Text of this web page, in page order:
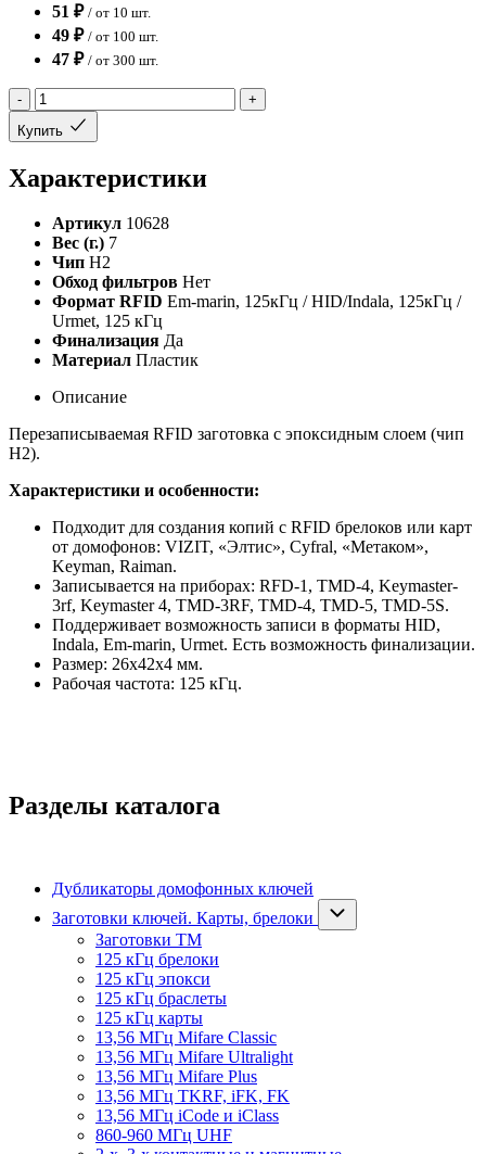
51 ₽ / от 10 шт.
49 ₽ / от 100 шт.
47 ₽ / от 300 шт.
-
+
Купить
Характеристики
Артикул 10628
Вес (г.) 7
Чип H2
Обход фильтров Нет
Формат RFID Em-marin, 125кГц / HID/Indala, 125кГц /
Urmet, 125 кГц
Финализация Да
Материал Пластик
Описание
Перезаписываемая RFID заготовка с эпоксидным слоем (чип
H2).
Характеристики и особенности:
Подходит для создания копий с RFID брелоков или карт
от домофонов: VIZIT, «Элтис», Cyfral, «Метаком»,
Keyman, Raiman.
Записывается на приборах: RFD-1, TMD-4, Keymaster-
3rf, Keymaster 4, TMD-3RF, TMD-4, TMD-5, TMD-5S.
Поддерживает возможность записи в форматы HID,
Indala, Em-marin, Urmet. Есть возможность финализации.
Размер: 26х42х4 мм.
Рабочая частота: 125 кГц.
Разделы каталога
Дубликаторы домофонных ключей
Заготовки ключей. Карты, брелоки
Заготовки ТМ
125 кГц брелоки
125 кГц эпокси
125 кГц браслеты
125 кГц карты
13,56 МГц Mifare Classic
13,56 МГц Mifare Ultralight
13,56 МГц Mifare Plus
13,56 МГц TKRF, iFK, FK
13,56 МГц iCode и iClass
860-960 МГц UHF